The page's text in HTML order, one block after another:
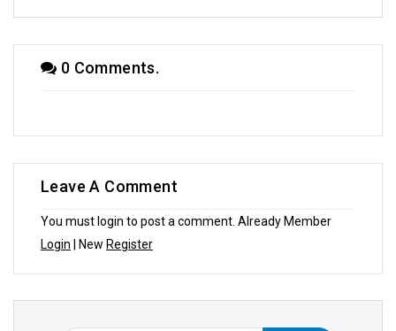
0 Comments.
Leave A Comment
You must login to post a comment. Already Member
Login | New Register